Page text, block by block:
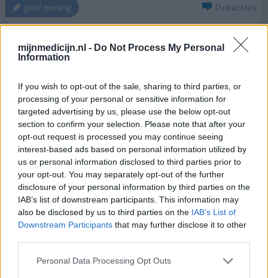
mijnmedicijn.nl - Do Not Process My Personal
Information
If you wish to opt-out of the sale, sharing to third parties, or
processing of your personal or sensitive information for
targeted advertising by us, please use the below opt-out
section to confirm your selection. Please note that after your
opt-out request is processed you may continue seeing
interest-based ads based on personal information utilized by
us or personal information disclosed to third parties prior to
your opt-out. You may separately opt-out of the further
disclosure of your personal information by third parties on the
IAB’s list of downstream participants. This information may
also be disclosed by us to third parties on the IAB’s List of
Downstream Participants that may further disclose it to other
Personal Data Processing Opt Outs
geef mening 0 reacties
Acetylsalicylzuur Cardio / Neuro
acetylsalicylzuur (80mg)
Hartinfarct
Effectiviteit
Hoeveelheid bijwerkingen
Aderen hebben aanslag en heb een infarctje gehad,
omdat er een bloedpropje in mijn aderen zat, moet ik
elke dag bloedverdunner nemen. Nu ben ik na twee jaar
gestopt, omdat ik ontzettende allergie kreeg. neus
verstopt, ogen tranen en enorm hoesten, de klachten
waren enorm en ik sliep enorm slecht en ook de